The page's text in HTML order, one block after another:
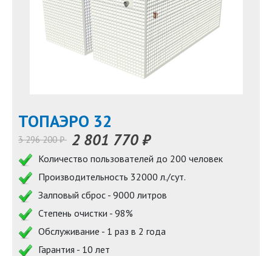
TOПАЭРО 32
3 296 200 ₽ 2 801 770 ₽
Количество пользователей до 200 человек
Производительность 32000 л./сут.
Залповый сброс - 9000 литров
Степень очистки - 98%
Обслуживание - 1 раз в 2 года
Гарантия - 10 лет